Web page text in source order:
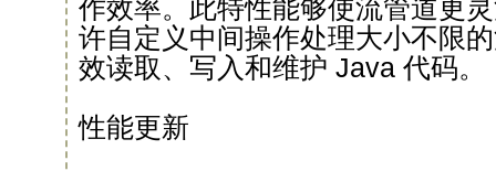
作效率。此特性能够使流管道更
许自定义中间操作处理大小不限
效读取、写入和维护 Java 代码。
性能更新